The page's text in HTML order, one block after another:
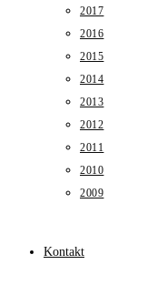
2017
2016
2015
2014
2013
2012
2011
2010
2009
Kontakt